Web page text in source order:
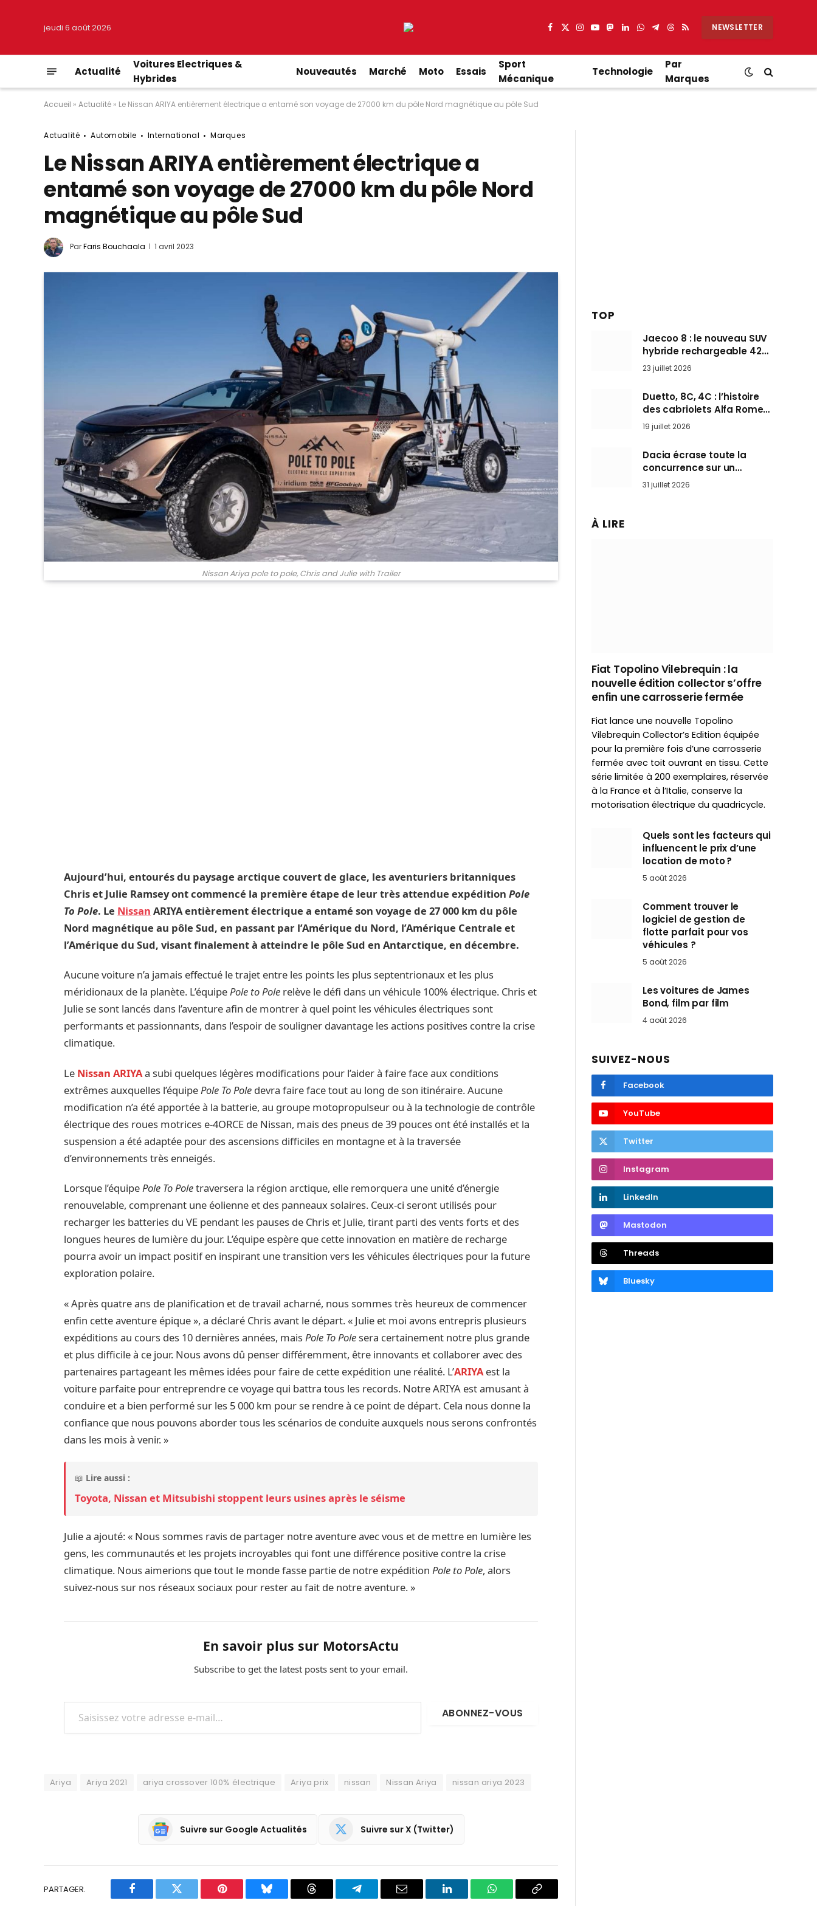
jeudi 6 août 2026 Facebook
X
Instagram
YouTube
Mastodon
LinkedIn
WhatsApp
Partager
Telegram
Threads
RSS NEWSLETTER
Actualité
Voitures Electriques &
Hybrides
Nouveautés Marché Moto Essais
Sport
Mécanique
Technologie
Par
Marques
Accueil » Actualité » Le Nissan ARIYA entièrement électrique a entamé son voyage de 27000 km du pôle Nord magnétique au pôle Sud
Actualité Automobile International Marques
Le Nissan ARIYA entièrement électrique a
entamé son voyage de 27000 km du pôle Nord
magnétique au pôle Sud
ParFaris Bouchaala 1 avril 2023
Nissan Ariya pole to pole, Chris and Julie with Trailer
Aujourd’hui, entourés du paysage arctique couvert de glace, les aventuriers britanniques
Chris et Julie Ramsey ont commencé la première étape de leur très attendue expéditionPole
To Pole. Le Nissan ARIYA entièrement électrique a entamé son voyage de 27 000 km du pôle
Nord magnétique au pôle Sud, en passant par l’Amérique du Nord, l’Amérique Centrale et
l’Amérique du Sud, visant finalement à atteindre le pôle Sud en Antarctique, en décembre.
Aucune voiture n’a jamais effectué le trajet entre les points les plus septentrionaux et les plus
méridionaux de la planète. L’équipePole to Pole relève le défi dans un véhicule 100% électrique. Chris et
Julie se sont lancés dans l’aventure afin de montrer à quel point les véhicules électriques sont
performants et passionnants, dans l’espoir de souligner davantage les actions positives contre la crise
climatique.
Le Nissan ARIYAa subi quelques légères modifications pour l’aider à faire face aux conditions
extrêmes auxquelles l’équipePole To Pole devra faire face tout au long de son itinéraire. Aucune
modification n’a été apportée à la batterie, au groupe motopropulseur ou à la technologie de contrôle
électrique des roues motrices e-4ORCE de Nissan, mais des pneus de 39 pouces ont été installés et la
suspension a été adaptée pour des ascensions difficiles en montagne et à la traversée
d’environnements très enneigés.
Lorsque l’équipePole To Poletraversera la région arctique, elle remorquera une unité d’énergie
renouvelable, comprenant une éolienne et des panneaux solaires. Ceux-ci seront utilisés pour
recharger les batteries du VE pendant les pauses de Chris et Julie, tirant parti des vents forts et des
longues heures de lumière du jour. L’équipe espère que cette innovation en matière de recharge
pourra avoir un impact positif en inspirant une transition vers les véhicules électriques pour la future
exploration polaire.
« Après quatre ans de planification et de travail acharné, nous sommes très heureux de commencer
enfin cette aventure épique », a déclaré Chris avant le départ. « Julie et moi avons entrepris plusieurs
expéditions au cours des 10 dernières années, maisPole To Polesera certainement notre plus grande
et plus difficile à ce jour. Nous avons dû penser différemment, être innovants et collaborer avec des
partenaires partageant les mêmes idées pour faire de cette expédition une réalité. L’ARIYAest la
voiture parfaite pour entreprendre ce voyage qui battra tous les records. Notre ARIYA est amusant à
conduire et a bien performé sur les 5 000 km pour se rendre à ce point de départ. Cela nous donne la
confiance que nous pouvons aborder tous les scénarios de conduite auxquels nous serons confrontés
dans les mois à venir. »
📖 Lire aussi :
Toyota, Nissan et Mitsubishi stoppent leurs usines après le séisme
Julie a ajouté: « Nous sommes ravis de partager notre aventure avec vous et de mettre en lumière les
gens, les communautés et les projets incroyables qui font une différence positive contre la crise
climatique. Nous aimerions que tout le monde fasse partie de notre expéditionPole to Pole, alors
suivez-nous sur nos réseaux sociaux pour rester au fait de notre aventure. »
En savoir plus sur MotorsActu
Subscribe to get the latest posts sent to your email.
Saisissez votre adresse e-mail…
ABONNEZ-VOUS
Ariya Ariya 2021 ariya crossover 100% électrique Ariya prix nissan Nissan Ariya nissan ariya 2023
Suivre sur Google Actualités Suivre sur X (Twitter)
PARTAGER.
Facebook Twitter Pinterest Bluesky Threads
Partager
Email LinkedIn WhatsAppCopier
TOP
Jaecoo 8 : le nouveau SUV
hybride rechargeable 428
ch qui vise l’Audi Q7 arrive
en Europe cet automne
23 juillet 2026
Duetto, 8C, 4C : l’histoire
des cabriolets Alfa Romeo,
ces Spider qui ont défini
l’art de rouler cheveux au
vent
19 juillet 2026
Dacia écrase toute la
concurrence sur un
marché où personne ne
l’attendait
31 juillet 2026
À LIRE
Fiat Topolino Vilebrequin : la
nouvelle édition collector s’offre
enfin une carrosserie fermée
Fiat lance une nouvelle Topolino
Vilebrequin Collector’s Edition équipée
pour la première fois d’une carrosserie
fermée avec toit ouvrant en tissu. Cette
série limitée à 200 exemplaires, réservée
à la France et à l’Italie, conserve la
motorisation électrique du quadricycle.
Quels sont les facteurs qui
influencent le prix d’une
location de moto ?
5 août 2026
Comment trouver le
logiciel de gestion de
flotte parfait pour vos
véhicules ?
5 août 2026
Les voitures de James
Bond, film par film
4 août 2026
SUIVEZ-NOUS
Facebook
YouTube
Twitter
Instagram
LinkedIn
Mastodon
Threads
Bluesky